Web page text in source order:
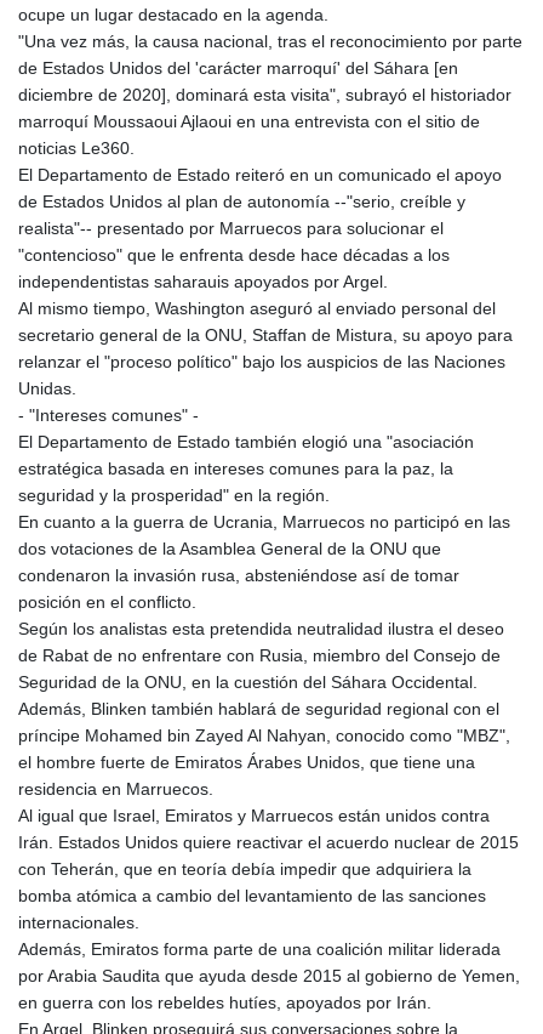
ocupe un lugar destacado en la agenda.
"Una vez más, la causa nacional, tras el reconocimiento por parte
de Estados Unidos del 'carácter marroquí' del Sáhara [en
diciembre de 2020], dominará esta visita", subrayó el historiador
marroquí Moussaoui Ajlaoui en una entrevista con el sitio de
noticias Le360.
El Departamento de Estado reiteró en un comunicado el apoyo
de Estados Unidos al plan de autonomía --"serio, creíble y
realista"-- presentado por Marruecos para solucionar el
"contencioso" que le enfrenta desde hace décadas a los
independentistas saharauis apoyados por Argel.
Al mismo tiempo, Washington aseguró al enviado personal del
secretario general de la ONU, Staffan de Mistura, su apoyo para
relanzar el "proceso político" bajo los auspicios de las Naciones
Unidas.
- "Intereses comunes" -
El Departamento de Estado también elogió una "asociación
estratégica basada en intereses comunes para la paz, la
seguridad y la prosperidad" en la región.
En cuanto a la guerra de Ucrania, Marruecos no participó en las
dos votaciones de la Asamblea General de la ONU que
condenaron la invasión rusa, absteniéndose así de tomar
posición en el conflicto.
Según los analistas esta pretendida neutralidad ilustra el deseo
de Rabat de no enfrentare con Rusia, miembro del Consejo de
Seguridad de la ONU, en la cuestión del Sáhara Occidental.
Además, Blinken también hablará de seguridad regional con el
príncipe Mohamed bin Zayed Al Nahyan, conocido como "MBZ",
el hombre fuerte de Emiratos Árabes Unidos, que tiene una
residencia en Marruecos.
Al igual que Israel, Emiratos y Marruecos están unidos contra
Irán. Estados Unidos quiere reactivar el acuerdo nuclear de 2015
con Teherán, que en teoría debía impedir que adquiriera la
bomba atómica a cambio del levantamiento de las sanciones
internacionales.
Además, Emiratos forma parte de una coalición militar liderada
por Arabia Saudita que ayuda desde 2015 al gobierno de Yemen,
en guerra con los rebeldes hutíes, apoyados por Irán.
En Argel, Blinken proseguirá sus conversaciones sobre la